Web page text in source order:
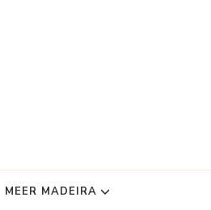
MEER MADEIRA